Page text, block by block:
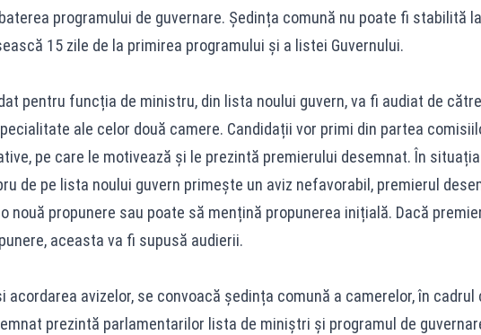
programului de guvernare. Ședința comună nu poate fi stabilită
15 zile de la primirea programului și a listei Guvernului.
pentru funcția de ministru, din lista noului guvern, va fi audiat de către
ale celor două camere. Candidații vor primi din partea
pe care le motivează și le prezintă premierului desemnat. În
de pe lista noului guvern primește un aviz nefavorabil, premierul
nouă propunere sau poate să mențină propunerea inițială. Dacă
aceasta va fi supusă audierii.
acordarea avizelor, se convoacă ședința comună a camerelor, în cadrul
prezintă parlamentarilor lista de miniștri și programul de